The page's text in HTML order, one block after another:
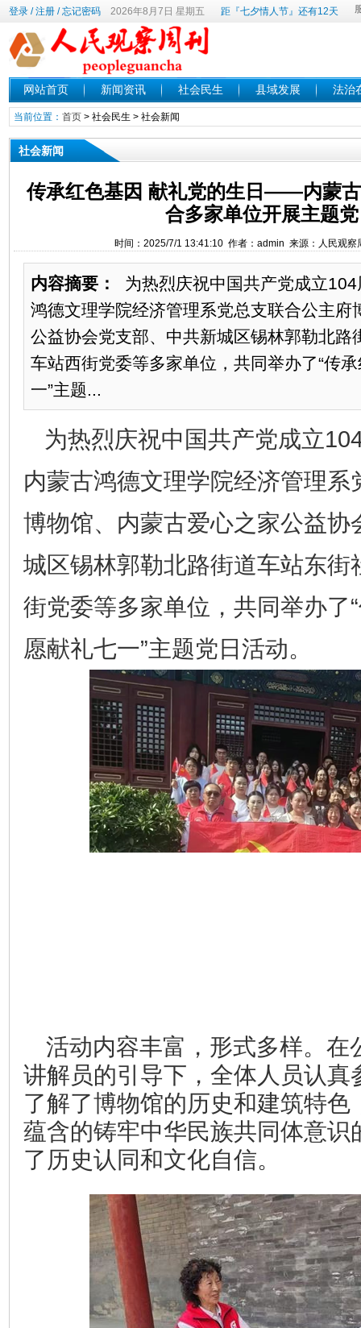
登录/注册/忘记密码 2026年8月7日 星期五 距『七夕情人节』还有12天
网站首页 新闻资讯 社会民生 县域发展 法治
当前位置： 首页> 社会民生 > 社会新闻
社会新闻
传承红色基因 献礼党的生日——内蒙
合多家单位开展主题
时间：2025/7/1 13:41:10 作者：admin 来源：人民观
内容摘要：
为热烈庆祝中国共产党成立
鸿德文理学院经济管理系党总支联合公主府
公益协会党支部、中共新城区锡林郭勒北路
车站西街党委等多家单位，共同举办了“传
一”主题...
为热烈庆祝中国共产党成立
内蒙古鸿德文理学院经济管理系
博物馆、内蒙古爱心之家公益协
城区锡林郭勒北路街道车站东街
街党委等多家单位，共同举办了
愿献礼七一”主题党日活动。
活动内容丰富，形式多样。在
讲解员的引导下，全体人员认真
了解了博物馆的历史和建筑特色
蕴含的铸牢中华民族共同体意识
了历史认同和文化自信。